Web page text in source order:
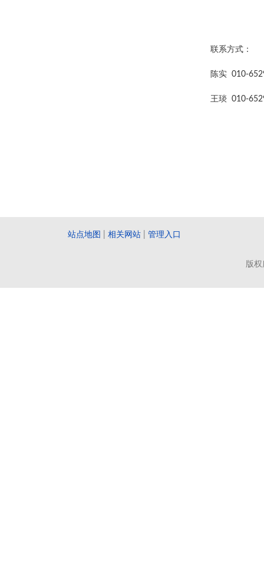
联系方式：
陈实 010-
王琰 010-
站点地图 相关网站 管理入口
版